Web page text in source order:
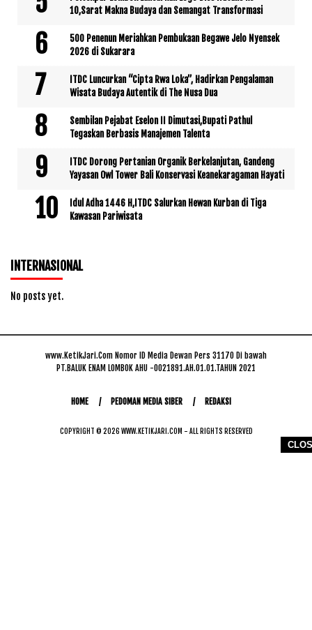
10,Sarat Makna Budaya dan Semangat Transformasi
500 Penenun Meriahkan Pembukaan Begawe Jelo Nyensek
2026 di Sukarara
ITDC Luncurkan “Cipta Rwa Loka”, Hadirkan Pengalaman
Wisata Budaya Autentik di The Nusa Dua
Sembilan Pejabat Eselon II Dimutasi,Bupati Pathul
Tegaskan Berbasis Manajemen Talenta
ITDC Dorong Pertanian Organik Berkelanjutan, Gandeng
Yayasan Owl Tower Bali Konservasi Keanekaragaman Hayati
Idul Adha 1446 H,ITDC Salurkan Hewan Kurban di Tiga
Kawasan Pariwisata
INTERNASIONAL
No posts yet.
www.KetikJari.Com Nomor ID Media Dewan Pers 31170 Di bawah
PT.BALUK ENAM LOMBOK AHU -0021891.AH.01.01.TAHUN 2021
HOME PEDOMAN MEDIA SIBER REDAKSI
COPYRIGHT © 2026 WWW.KETIKJARI.COM - ALL RIGHTS RESERVED